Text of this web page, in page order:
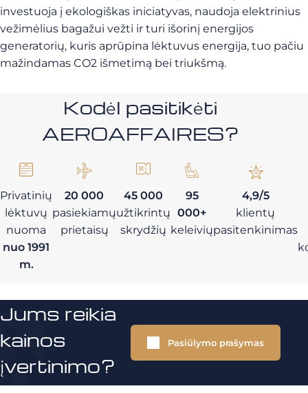
investuoja į ekologiškas iniciatyvas, naudoja elektrinius
vežimėlius bagažui vežti ir turi išorinį energijos
generatorių, kuris aprūpina lėktuvus energija, tuo pačiu
mažindamas CO2 išmetimą bei triukšmą.
Kodėl pasitikėti
AEROAFFAIRES?
Privatinių
lėktuvų
nuoma
nuo 1991
m.
20 000
pasiekiamų
prietaisų
45 000
užtikrintų
skrydžių
95
000+
keleivių
4,9/5
klientų
pasitenkinimas
Jums reikia
kainos
įvertinimo?
Pasiūlymo prašymas